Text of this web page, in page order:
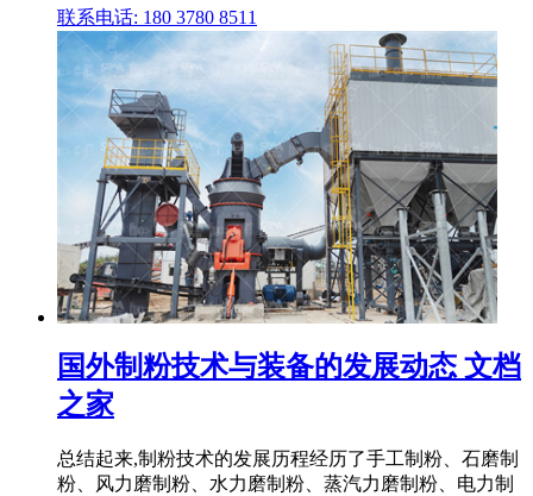
联系电话: 180 3780 8511
国外制粉技术与装备的发展动态 文档
之家
总结起来,制粉技术的发展历程经历了手工制粉、石磨制
粉、风力磨制粉、水力磨制粉、蒸汽力磨制粉、电力制